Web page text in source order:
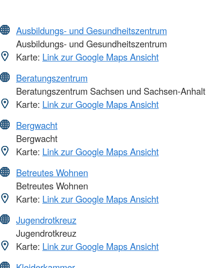
Ausbildungs- und Gesundheitszentrum
Ausbildungs- und Gesundheitszentrum
Karte: Link zur Google Maps Ansicht
Beratungszentrum
Beratungszentrum Sachsen und Sachsen-Anhalt
Karte: Link zur Google Maps Ansicht
Bergwacht
Bergwacht
Karte: Link zur Google Maps Ansicht
Betreutes Wohnen
Betreutes Wohnen
Karte: Link zur Google Maps Ansicht
Jugendrotkreuz
Jugendrotkreuz
Karte: Link zur Google Maps Ansicht